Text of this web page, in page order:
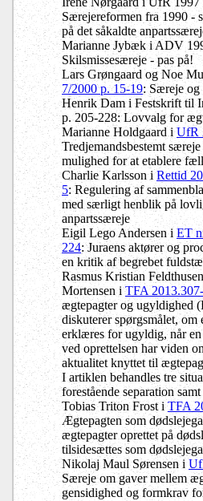
Særejereformen fra 1990 -
på det såkaldte
Marianne Jybæk i ADV
Skilsmissesæreje - pas på!
Lars Grøngaard og Noe
7/2000 p. 15-19: Særeje og
Henrik Dam i Festskrift til
p. 205-228: Lovvalg for
Marianne Holdgaard iUfR
Tredjemandsbestemt
mulighed for at etablere
Charlie Karlsson iRettid
5: Regulering af
med særligt henblik på
anpartssæreje
Eigil Lego Andersen i ET
224: Juraens aktører og
en kritik af begrebet
Rasmus Kristian
Mortensen iTFA
ægtepagter og ugyldighed
diskuterer spørgsmålet, om
erklæres for ugyldig, når en
ved oprettelsen har viden
aktualitet knyttet til
I artiklen behandles tre
forestående separation
Tobias Triton Frost iTFA
Ægtepagten som
ægtepagter oprettet på
tilsidesættes som
Nikolaj Maul Sørensen i
Særeje om gaver mellem
gensidighed og formkrav